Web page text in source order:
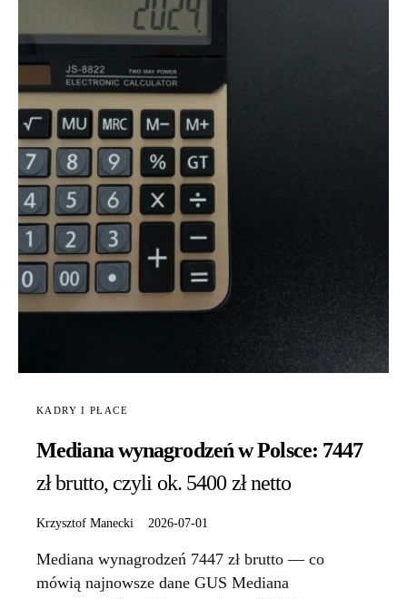
KADRY I PŁACE
Mediana wynagrodzeń w Polsce: 7447
zł brutto, czyli ok. 5400 zł netto
Krzysztof Manecki 2026-07-01
Mediana wynagrodzeń 7447 zł brutto — co
mówią najnowsze dane GUS Mediana